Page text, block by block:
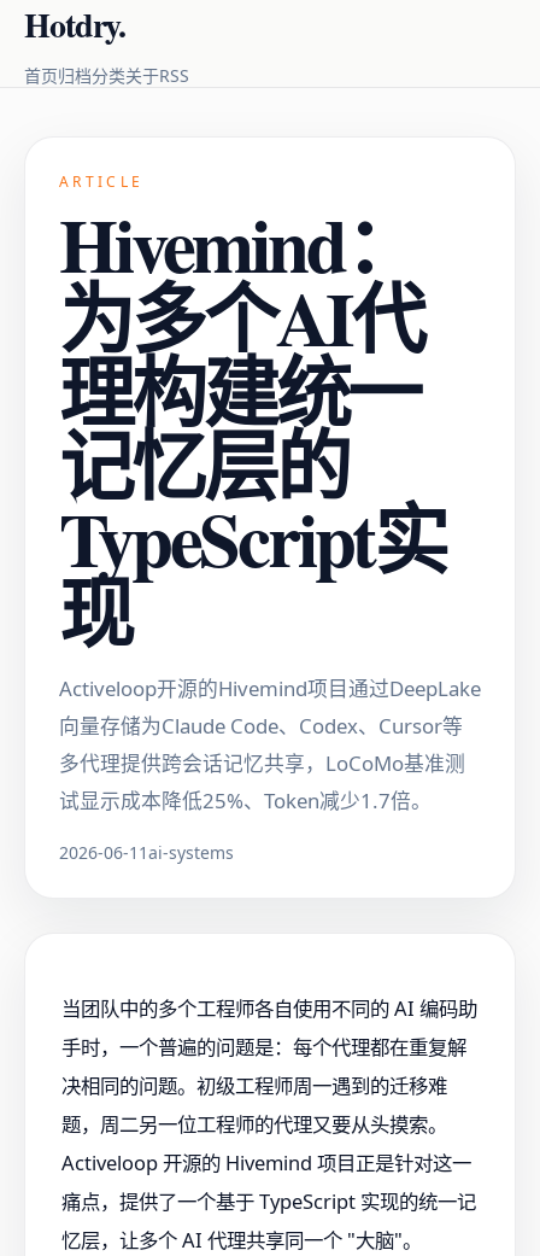
Hotdry.
首页归档分类关于RSS
ARTICLE
Hivemind：
为多个AI代
理构建统一
记忆层的
TypeScript实
现
Activeloop开源的Hivemind项目通过DeepLake
向量存储为Claude Code、Codex、Cursor等
多代理提供跨会话记忆共享，LoCoMo基准测
试显示成本降低25%、Token减少1.7倍。
2026-06-11ai-systems
当团队中的多个工程师各自使用不同的 AI 编码助
手时，一个普遍的问题是：每个代理都在重复解
决相同的问题。初级工程师周一遇到的迁移难
题，周二另一位工程师的代理又要从头摸索。
Activeloop 开源的 Hivemind 项目正是针对这一
痛点，提供了一个基于 TypeScript 实现的统一记
忆层，让多个 AI 代理共享同一个 "大脑"。